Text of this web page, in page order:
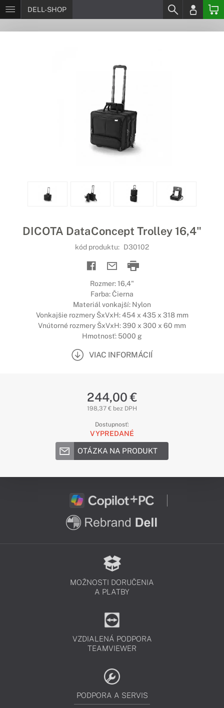
DELL-SHOP
DICOTA DataConcept Trolley 16,4"
kód produktu: D30102
Rozmer: 16,4"
Farba: Čierna
Materiál vonkajší: Nylon
Vonkajšie rozmery ŠxVxH: 454 x 435 x 318 mm
Vnútorné rozmery ŠxVxH: 390 x 300 x 60 mm
Hmotnosť: 5000 g
VIAC INFORMÁCIÍ
244,00 €
198,37 € bez DPH
Dostupnosť:
VYPREDANÉ
OTÁZKA NA PRODUKT
MOŽNOSTI DORUČENIA
A PLATBY
VZDIALENÁ PODPORA
TEAMVIEWER
PODPORA A SERVIS